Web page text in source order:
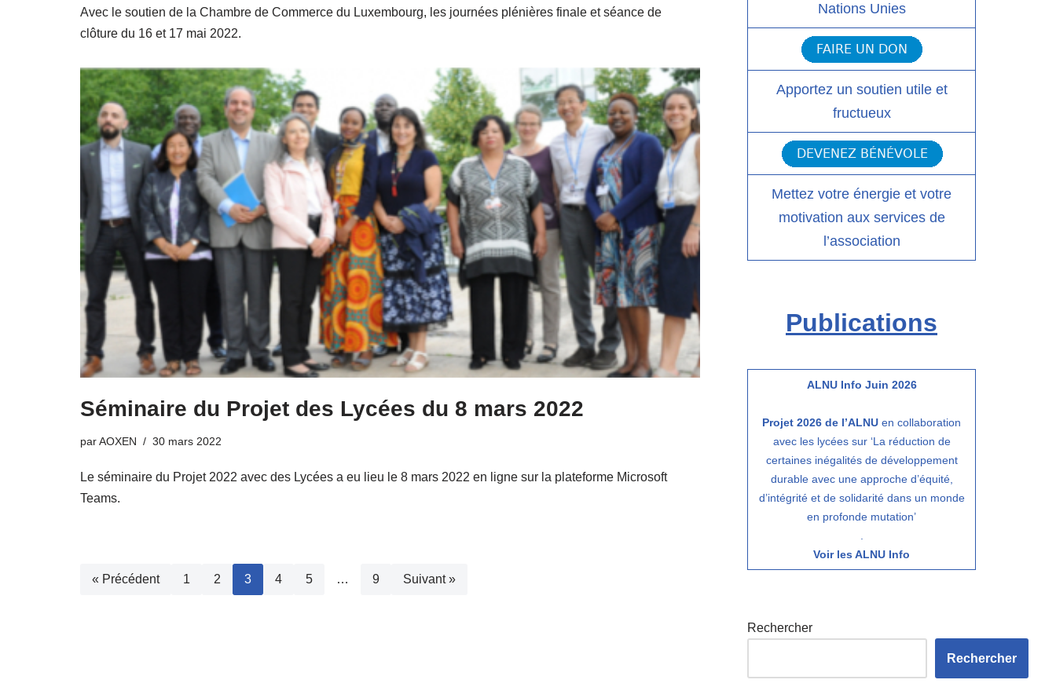
Avec le soutien de la Chambre de Commerce du Luxembourg, les journées plénières finale et séance de
clôture du 16 et 17 mai 2022.
Séminaire du Projet des Lycées du 8 mars 2022
parAOXEN 30 mars 2022
Le séminaire du Projet 2022 avec des Lycées a eu lieu le 8 mars 2022 en ligne sur la plateforme Microsoft
Teams.
« Précédent 1 2 3 4 5 … 9 Suivant »
Nations Unies
Apportez un soutien utile et
fructueux
Mettez votre énergie et votre
motivation aux services de
l’association
Publications
ALNU Info Juin 2026
Projet 2026 de l’ALNU en collaboration
avec les lycées sur ‘La réduction de
certaines inégalités de développement
durable avec une approche d’équité,
d’intégrité et de solidarité dans un monde
en profonde mutation’
Voir les ALNU Info
Rechercher
Rechercher